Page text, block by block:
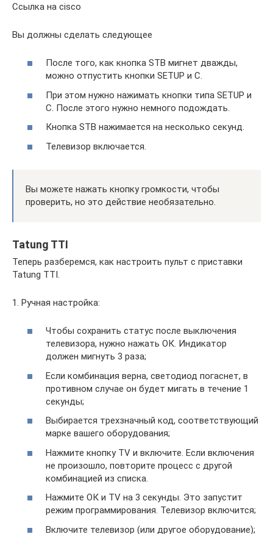
Ссылка на cisco
Вы должны сделать следующее
После того, как кнопка STB мигнет дважды,
можно отпустить кнопки SETUP и C.
При этом нужно нажимать кнопки типа SETUP и
C. После этого нужно немного подождать.
Кнопка STB нажимается на несколько секунд.
Телевизор включается.
Вы можете нажать кнопку громкости, чтобы
проверить, но это действие необязательно.
Tatung TTI
Теперь разберемся, как настроить пульт с приставки
Tatung TTI.
1. Ручная настройка:
Чтобы сохранить статус после выключения
телевизора, нужно нажать ОК. Индикатор
должен мигнуть 3 раза;
Если комбинация верна, светодиод погаснет, в
противном случае он будет мигать в течение 1
секунды;
Выбирается трехзначный код, соответствующий
марке вашего оборудования;
Нажмите кнопку TV и включите. Если включения
не произошло, повторите процесс с другой
комбинацией из списка.
Нажмите ОК и TV на 3 секунды. Это запустит
режим программирования. Телевизор включится;
Включите телевизор (или другое оборудование);